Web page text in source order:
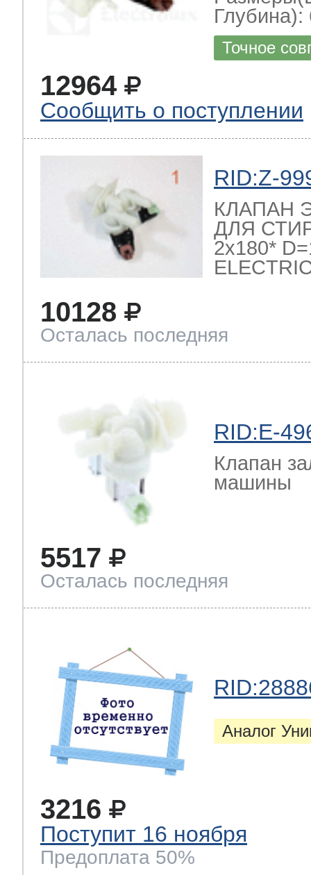
Глубина):
Точное
12964
Сообщить о поступлении
RID:Z-
КЛАПАН
ДЛЯ
2x180*
10128
Осталась последняя
RID:E-
Клапан
машины
5517
Осталась последняя
Аналог
3216
Поступит 16 ноября
Предоплата 50%